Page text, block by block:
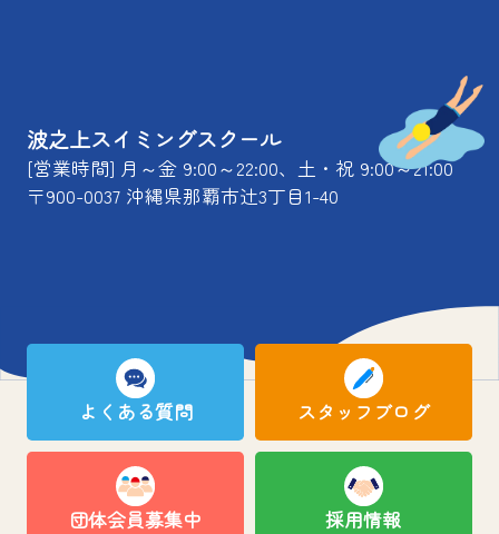
波之上スイミングスクール
[営業時間] 月～金 9:00～22:00、土・祝 9:00～21:00
〒900-0037 沖縄県那覇市辻3丁目1-40
よくある質問 スタッフブログ
団体会員募集中 採用情報